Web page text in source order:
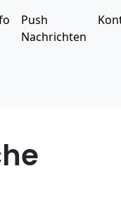
Push
Nachrichten